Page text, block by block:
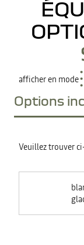
afficher en mode
Options
Veuillez trouver